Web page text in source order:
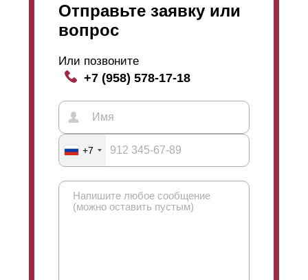
Отправьте заявку или
вопрос
Или позвоните
+7 (958) 578-17-18
+7